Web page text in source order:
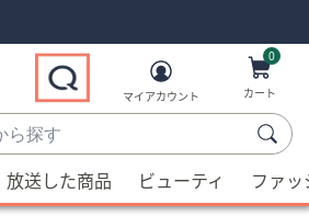
マイアカウント
0
カート
放送した商品 ビューティ ファ